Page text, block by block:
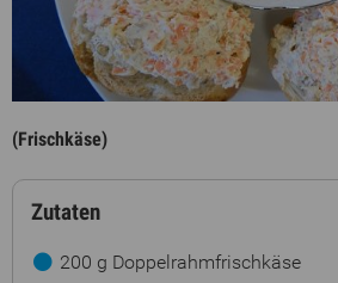
(Frischkäse)
Zutaten
200 g Doppelrahmfrischkäse